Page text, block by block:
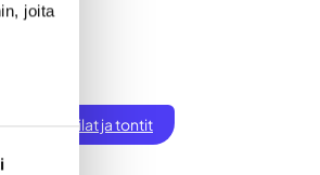
joita
Toimitilat ja tontit